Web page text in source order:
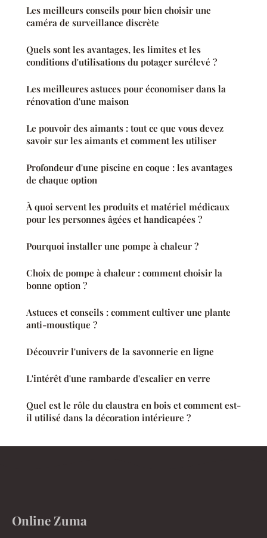
Les meilleurs conseils pour bien choisir une
caméra de surveillance discrète
Quels sont les avantages, les limites et les
conditions d'utilisations du potager surélevé ?
Les meilleures astuces pour économiser dans la
rénovation d'une maison
Le pouvoir des aimants : tout ce que vous devez
savoir sur les aimants et comment les utiliser
Profondeur d'une piscine en coque : les avantages
de chaque option
À quoi servent les produits et matériel médicaux
pour les personnes âgées et handicapées ?
Pourquoi installer une pompe à chaleur ?
Choix de pompe à chaleur : comment choisir la
bonne option ?
Astuces et conseils : comment cultiver une plante
anti-moustique ?
Découvrir l'univers de la savonnerie en ligne
L'intérêt d'une rambarde d'escalier en verre
Quel est le rôle du claustra en bois et comment est-
il utilisé dans la décoration intérieure ?
Online Zuma